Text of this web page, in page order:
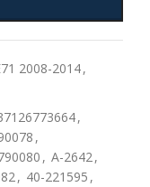
2008-2014,
,
,
, A-2642,
, 40-221595 ,